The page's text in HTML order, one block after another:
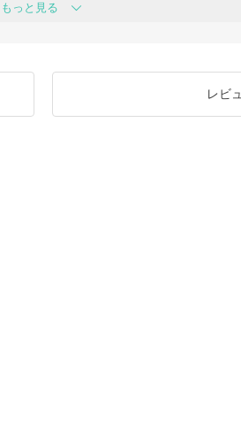
交換商品のこちらからの発送は着払い
たら返品・交換のご案内をさせて頂き
また、ご返品のご連絡を頂きました日
をお受けする事が出来ませんので予め
以下の場合は返品・交換をお受けでき
もっと見る
レビ